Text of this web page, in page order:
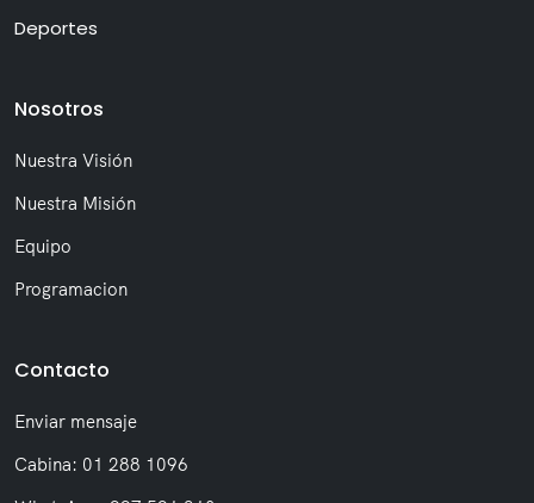
Deportes
Nosotros
Nuestra Visión
Nuestra Misión
Equipo
Programacion
Contacto
Enviar mensaje
Cabina: 01 288 1096